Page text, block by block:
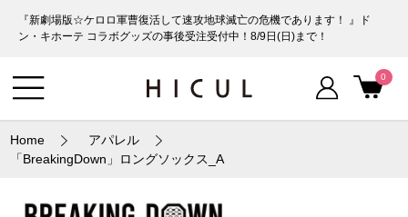
『新劇場版☆ケロロ軍曹復活して速攻地球滅亡の危機であります！ 』ド
ン・キホーテ コラボグッズの事後受注受付中！8/9日(日)まで！
0
Home
アパレル
「BreakingDown」ロングソックス_A